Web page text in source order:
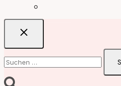
nach: